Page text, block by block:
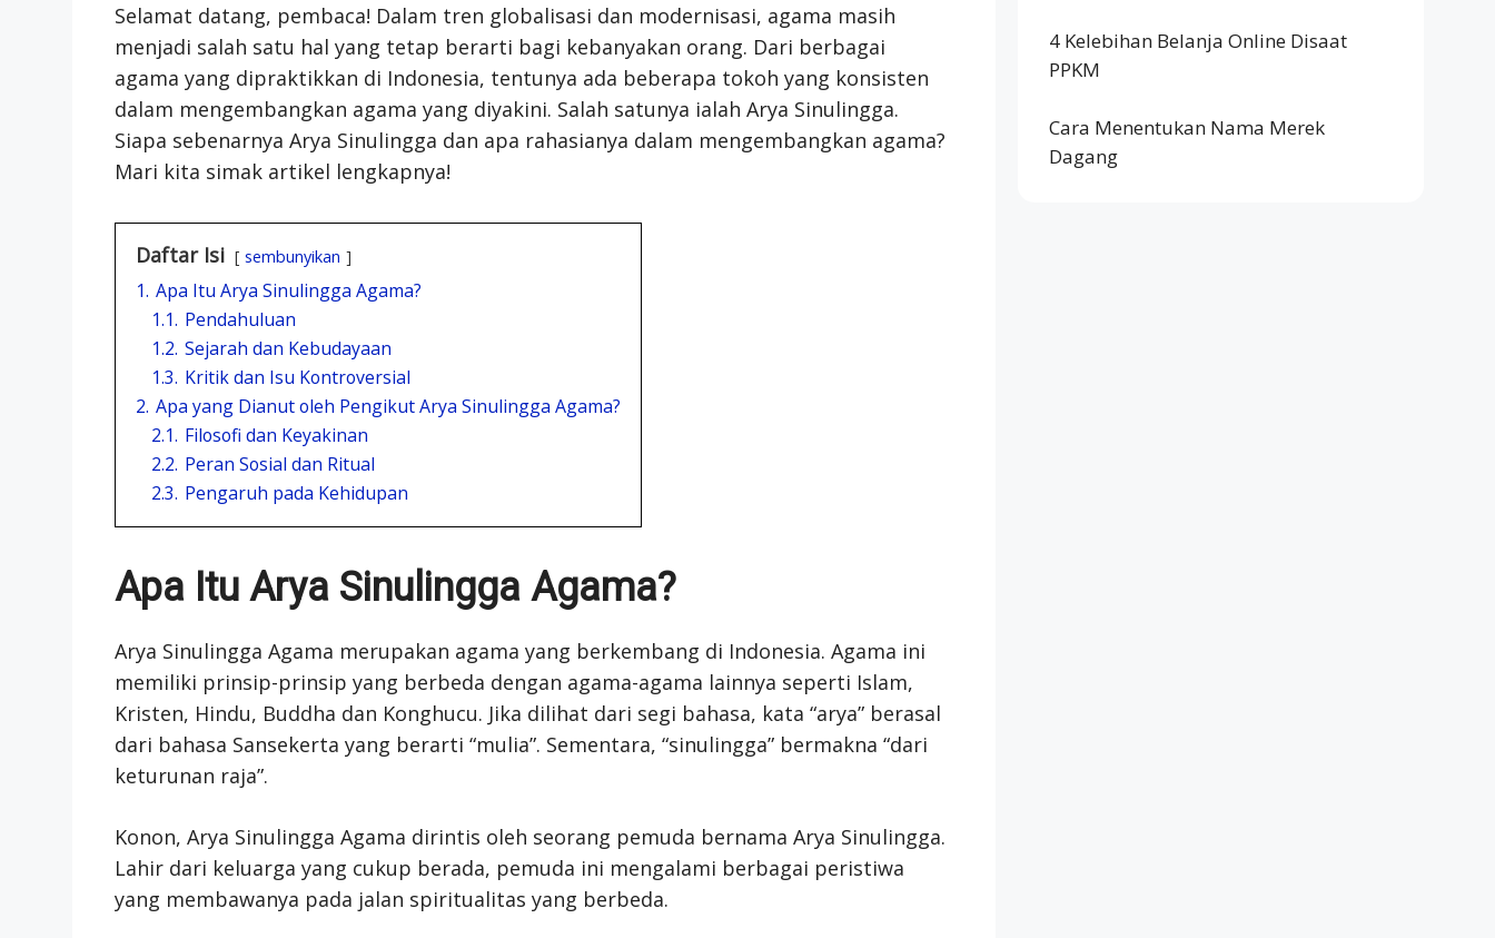
Selamat datang, pembaca! Dalam tren globalisasi dan modernisasi, agama masih
menjadi salah satu hal yang tetap berarti bagi kebanyakan orang. Dari berbagai
agama yang dipraktikkan di Indonesia, tentunya ada beberapa tokoh yang konsisten
dalam mengembangkan agama yang diyakini. Salah satunya ialah Arya Sinulingga.
Siapa sebenarnya Arya Sinulingga dan apa rahasianya dalam mengembangkan agama?
Mari kita simak artikel lengkapnya!
Daftar Isi sembunyikan
1. Apa Itu Arya Sinulingga Agama?
1.1. Pendahuluan
1.2. Sejarah dan Kebudayaan
1.3. Kritik dan Isu Kontroversial
2. Apa yang Dianut oleh Pengikut Arya Sinulingga Agama?
2.1. Filosofi dan Keyakinan
2.2. Peran Sosial dan Ritual
2.3. Pengaruh pada Kehidupan
Apa Itu Arya Sinulingga Agama?
Arya Sinulingga Agama merupakan agama yang berkembang di Indonesia. Agama ini
memiliki prinsip-prinsip yang berbeda dengan agama-agama lainnya seperti Islam,
Kristen, Hindu, Buddha dan Konghucu. Jika dilihat dari segi bahasa, kata “arya” berasal
dari bahasa Sansekerta yang berarti “mulia”. Sementara, “sinulingga” bermakna “dari
keturunan raja”.
Konon, Arya Sinulingga Agama dirintis oleh seorang pemuda bernama Arya Sinulingga.
Lahir dari keluarga yang cukup berada, pemuda ini mengalami berbagai peristiwa
yang membawanya pada jalan spiritualitas yang berbeda.
4 Kelebihan Belanja Online Disaat
PPKM
Cara Menentukan Nama Merek
Dagang